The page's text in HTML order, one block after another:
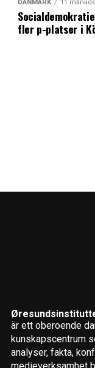
DANMARK 11
fler p-platser i
är ett oberoende
kunskapscentrum
analyser, fakta,